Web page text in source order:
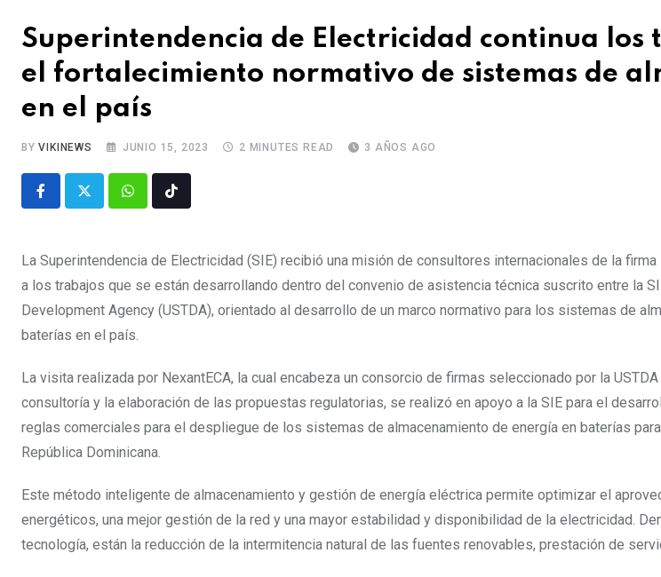
Superintendencia de Electricidad continua los
el fortalecimiento normativo de sistemas de
en el país
BYVIKINEWS JUNIO 15, 2023 2 MINUTES READ 3 AÑOS AGO
La Superintendencia de Electricidad (SIE) recibió una misión de consultores internacionales de la firma
a los trabajos que se están desarrollando dentro del convenio de asistencia técnica suscrito entre la
Development Agency (USTDA), orientado al desarrollo de un marco normativo para los sistemas de
baterías en el país.
La visita realizada por NexantECA, la cual encabeza un consorcio de firmas seleccionado por la
consultoría y la elaboración de las propuestas regulatorias, se realizó en apoyo a la SIE para el
reglas comerciales para el despliegue de los sistemas de almacenamiento de energía en baterías
República Dominicana.
Este método inteligente de almacenamiento y gestión de energía eléctrica permite optimizar el
energéticos, una mejor gestión de la red y una mayor estabilidad y disponibilidad de la electricidad.
tecnología, están la reducción de la intermitencia natural de las fuentes renovables, prestación de